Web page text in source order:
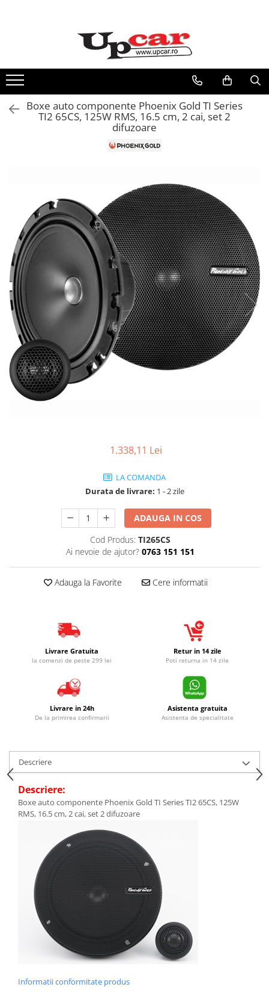
Aplice si Pendule
Electrocasnice Mici
Audio & Video
Boxe auto componente Phoenix Gold TI Series
TI2 65CS, 125W RMS, 16.5 cm, 2 cai, set 2
difuzoare
1.338,11 Lei
LA COMANDA
Durata de livrare: 1 - 2 zile
ADAUGA IN COS
Cod Produs: TI265CS
Ai nevoie de ajutor? 0763 151 151
Adauga la Favorite Cere informatii
Livrare Gratuita
la comenzi de peste 299 lei
Retur in 14 zile
Poti returna in 14 zile
Livrare in 24h
De la primirea confirmarii
Asistenta gratuita
Asistenta de specialitate
Descriere
Descriere:
Boxe auto componente Phoenix Gold TI Series TI2 65CS, 125W
RMS, 16.5 cm, 2 cai, set 2 difuzoare
Informatii conformitate produs